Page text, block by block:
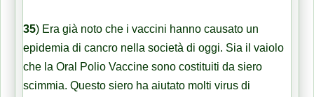
35) Era già noto che i vaccini hanno causato un
epidemia di cancro nella società di oggi. Sia il vaiolo
che la Oral Polio Vaccine sono costituiti da siero
scimmia. Questo siero ha aiutato molti virus di